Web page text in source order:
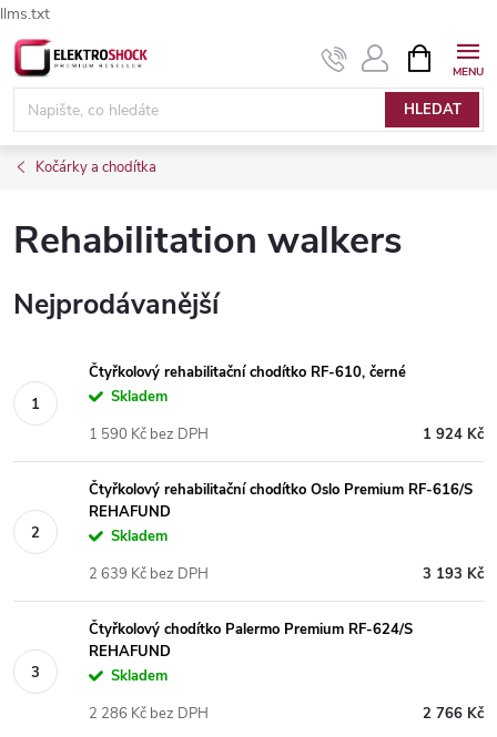
llms.txt
Přejít
na
obsah
HLEDAT
NÁKUPNÍ
KOŠÍK
Kočárky a chodítka
Rehabilitation walkers
Nejprodávanější
Čtyřkolový rehabilitační chodítko RF-610, černé
Skladem
1 924 Kč
1 590 Kč bez DPH
Čtyřkolový rehabilitační chodítko Oslo Premium RF-616/S
REHAFUND
Skladem
3 193 Kč
2 639 Kč bez DPH
Čtyřkolový chodítko Palermo Premium RF-624/S
REHAFUND
Skladem
2 766 Kč
2 286 Kč bez DPH
Elektroshock.cz - Chat